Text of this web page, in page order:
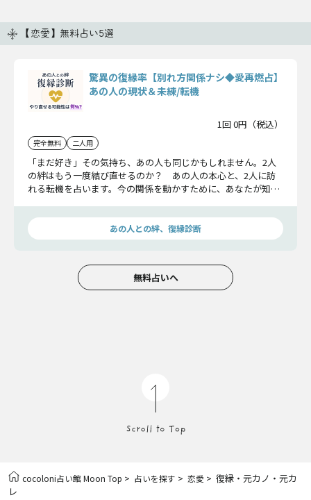
【恋愛】無料占い5選
驚異の復縁率【別れ方関係ナシ◆愛再燃占】
あの人の現状＆未練/転機
1回 0円（税込）
完全無料 二人用
「まだ好き」その気持ち、あの人も同じかもしれません。2人
の絆はもう一度結び直せるのか？ あの人の本心と、2人に訪
れる転機を占います。今の関係を動かすために、あなたが知る
あの人との絆、復縁診断
無料占いへ
cocoloni占い館 Moon Top > 占いを探す > 恋愛 > 復縁・元カノ・元カ
レ